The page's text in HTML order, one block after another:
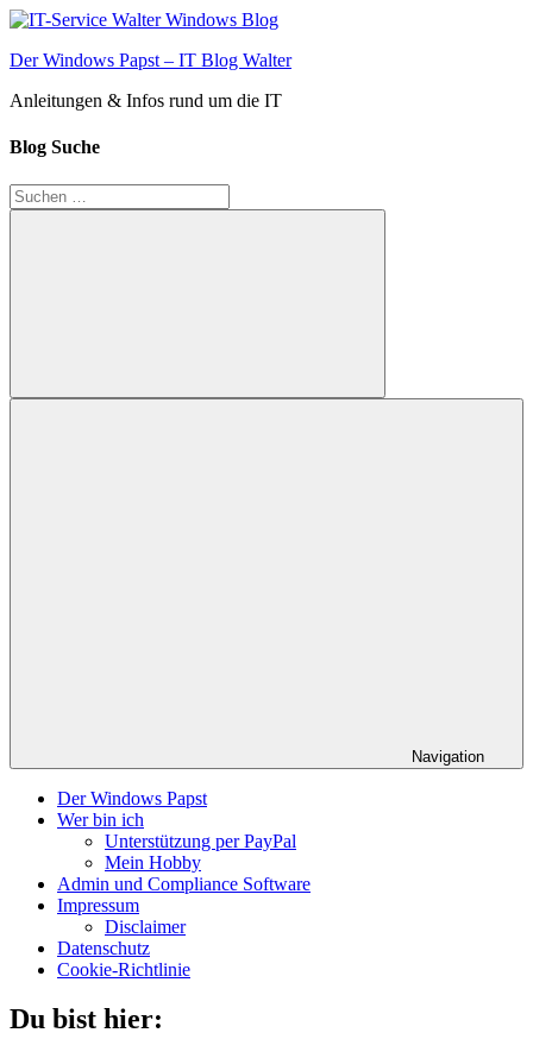
Zum
springen
Der Windows Papst – IT Blog Walter
Anleitungen & Infos rund um die IT
Blog Suche
Suchen
nach:
Suchen
Navigation
Der Windows Papst
Wer bin ich
Unterstützung per PayPal
Mein Hobby
Admin und Compliance Software
Impressum
Disclaimer
Datenschutz
Cookie-Richtlinie
Du bist hier: